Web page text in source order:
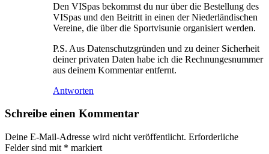
Den VISpas bekommst du nur über die Bestellung des
VISpas und den Beitritt in einen der Niederländischen
Vereine, die über die Sportvisunie organisiert werden.
P.S. Aus Datenschutzgründen und zu deiner Sicherheit
deiner privaten Daten habe ich die Rechnungesnummer
aus deinem Kommentar entfernt.
Antworten
Schreibe einen Kommentar
Deine E-Mail-Adresse wird nicht veröffentlicht. Erforderliche
Felder sind mit * markiert